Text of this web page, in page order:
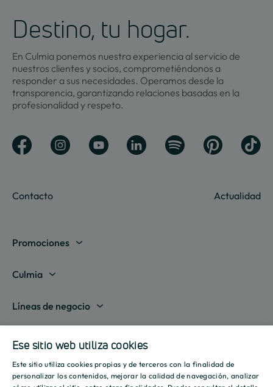
Destino, tu hogar.
En Culmia ponemos nuestra experiencia al servicio de
nuestros clientes y socios, comprometiéndonos a
responder a sus necesidades. Operamos desde la
transparencia, garantizando relaciones basadas en la
profesionalidad y respeto.
Contacto Actualidad
Promociones
Madrid
Valencia
Sevilla
Culmia
Sobre nosotros
Destino Culmia
Sala de prensa
Informes
Líneas de negocio
Vivienda Alquiler
Actualidad
Culmia es noticia
Recursos SPANISH
Ese sitio web utiliza cookies
Este sitio utiliza cookies propias y de terceros con la finalidad de
personalizar los contenidos, mejorar la calidad de navegación, analizar